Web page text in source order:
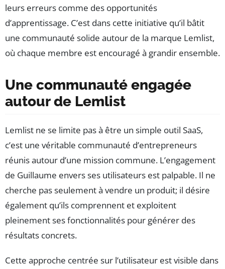
leurs erreurs comme des opportunités
d’apprentissage. C’est dans cette initiative qu’il bâtit
une communauté solide autour de la marque Lemlist,
où chaque membre est encouragé à grandir ensemble.
Une communauté engagée
autour de Lemlist
Lemlist ne se limite pas à être un simple outil SaaS,
c’est une véritable communauté d’entrepreneurs
réunis autour d’une mission commune. L’engagement
de Guillaume envers ses utilisateurs est palpable. Il ne
cherche pas seulement à vendre un produit; il désire
également qu’ils comprennent et exploitent
pleinement ses fonctionnalités pour générer des
résultats concrets.
Cette approche centrée sur l’utilisateur est visible dans